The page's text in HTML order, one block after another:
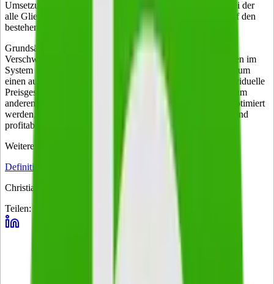
Umsetzungsmöglichkeit ist die Just-in-time-Auslieferung, bei der
alle Glieder der Wertschöpfungskette schnell und einfach auf den
bestehenden Markt reagieren können.
Grundsätzlich werden beim Lean Management Werte ohne
Verschwendung geschaffen und alle überflüssigen Tätigkeiten im
System sollten vermieden werden. Dabei sind die Prozesse zum
einen aus der Sicht des Kunden zu verbessern, der eine individuelle
Preisgestaltung und eine optimale Verfügbarkeit wünscht. Zum
anderen müssen die Prozesse aus Sicht des Unternehmens optimiert
werden, um die Wettbewerbsfähigkeit weiterhin zu sichern und
profitabel zu bleiben.
Weitere
Definition: Marketing
Christian Weis
Teilen: